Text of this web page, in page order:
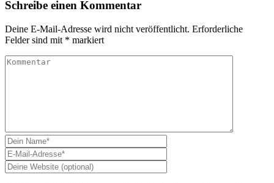
Schreibe einen Kommentar
Deine E-Mail-Adresse wird nicht veröffentlicht. Erforderliche
Felder sind mit * markiert